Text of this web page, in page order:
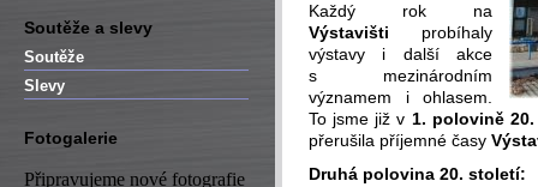
Soutěže a slevy
Soutěže
Slevy
Fotogalerie
Připravujeme nové fotografie
Každý rok na
Výstavišti probíhaly
výstavy i další akce
s mezinárodním
významem i ohlasem.
To jsme již v 1. polovině 20.
přerušila příjemné časy
Druhá polovina 20. století: